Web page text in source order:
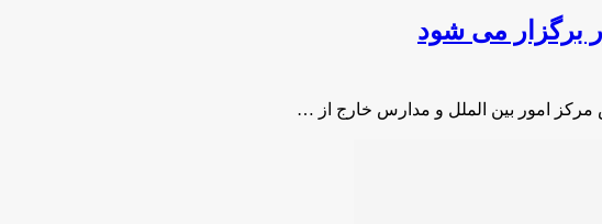
برگزار می شود
امور بین الملل و مدارس خارج از …